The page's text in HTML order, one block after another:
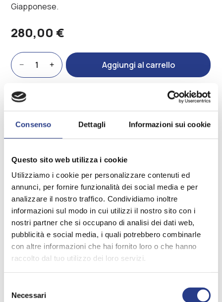
Consenso Dettagli Informazioni sui cookie
Questo sito web utilizza i cookie
Utilizziamo i cookie per personalizzare contenuti ed
annunci, per fornire funzionalità dei social media e per
analizzare il nostro traffico. Condividiamo inoltre
informazioni sul modo in cui utilizzi il nostro sito con i
nostri partner che si occupano di analisi dei dati web,
pubblicità e social media, i quali potrebbero combinarle
con altre informazioni che hai fornito loro o che hanno
raccolto dal tuo utilizzo dei loro servizi.
delNecessari
Giapponese.
280,00 €
−
Kyoto
quantità
+ Aggiungi al carrello
Alternative:
Spedizioni
Ti potrebbe interessare anche
Slide
successiva